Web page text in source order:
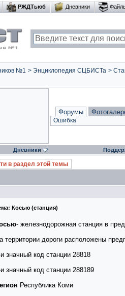
РЖДТьюб Дневники
№1 > Энциклопедия СЦБИСТа >
Форумы
Ошибка
Дневники
в раздел этой темы
Косью (станция)
- железнодорожная станция в
территории дороги расположены
значный код станции 28818
значный код станции 288189
Республика Коми